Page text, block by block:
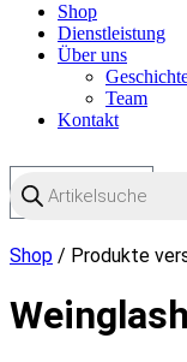
Shop
Dienstleistung
Über uns
Team
Kontakt
Warenkorb
OO
search
Shop / Produkte